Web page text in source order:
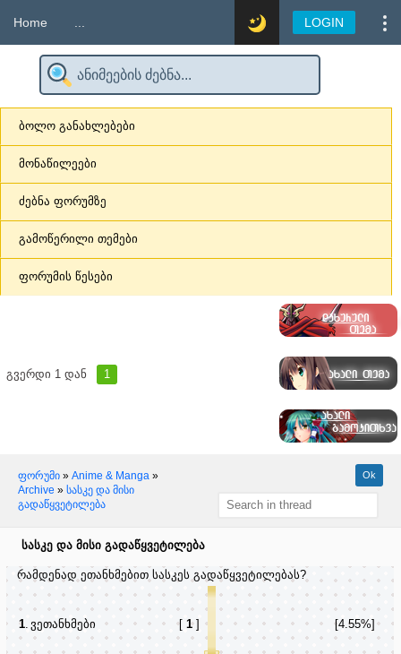
Home LOGIN
ბოლო განახლებები
მონაწილეები
ძებნა ფორუმზე
გამოწერილი თემები
ფორუმის წესები
გვერდი 1 დან 1
ფორუმი » Anime & Manga »
Archive » სასკე და მისი
გადაწყვეტილება
სასკე და მისი გადაწყვეტილება
რამდენად ეთანხმებით სასკეს გადაწყვეტილებას?
1. ვეთანხმები [ 1] [4.55%]